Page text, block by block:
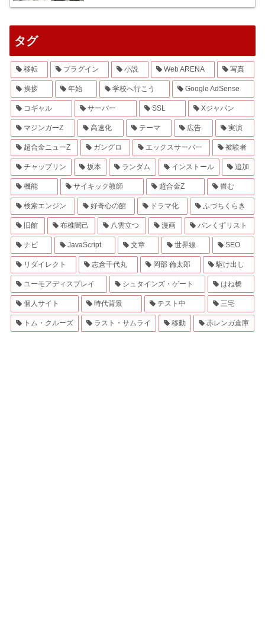
タグ
移転 プラグイン 小説 Web ARENA 写真
挨拶 年始 学校へ行こう Google AdSense
コギャル サーバー SSL Xジャパン
マジンガーZ 高速化 テーマ 広告 実演
超合金ニューZ ガングロ エックスサーバー 被験者
チャップリン 坂本 ランダム インストール 追加
機能 サイキック教師 超合金Z 畳む
検索エンジン 好奇心の館 ドラマ化 ふづちくらき
旧館 布椎闇己 八雲立つ 漫画 パンくずリスト
ナビ JavaScript 文章 世界線 SEO
リダイレクト 志倉千代丸 岡部 倫太郎 駆け出し
ユーモアディスプレイ シュタインズ・ゲート はね橋
個人サイト 時代背景 テスト中 三宅
トム・クルーズ ラスト・サムライ 移動 赤レンガ倉庫